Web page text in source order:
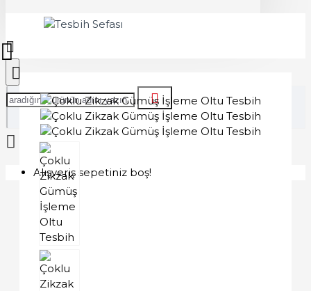
Alışveriş sepetiniz boş!